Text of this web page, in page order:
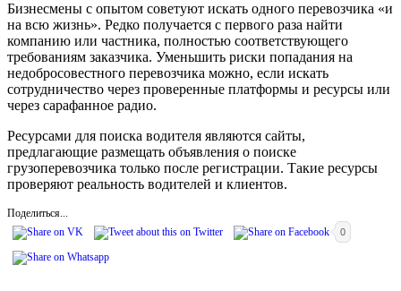
Бизнесмены с опытом советуют искать одного перевозчика «и
на всю жизнь». Редко получается с первого раза найти
компанию или частника, полностью соответствующего
требованиям заказчика. Уменьшить риски попадания на
недобросовестного перевозчика можно, если искать
сотрудничество через проверенные платформы и ресурсы или
через сарафанное радио.
Ресурсами для поиска водителя являются сайты,
предлагающие размещать объявления о поиске
грузоперевозчика только после регистрации. Такие ресурсы
проверяют реальность водителей и клиентов.
Поделиться...
0